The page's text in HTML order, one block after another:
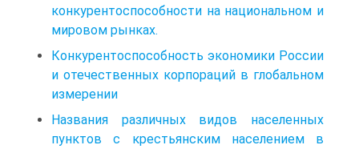
конкурентоспособности на национальном и
мировом рынках.
Конкурентоспособность экономики России
и отечественных корпораций в глобальном
измерении
Названия различных видов населенных
пунктов с крестьянским населением в